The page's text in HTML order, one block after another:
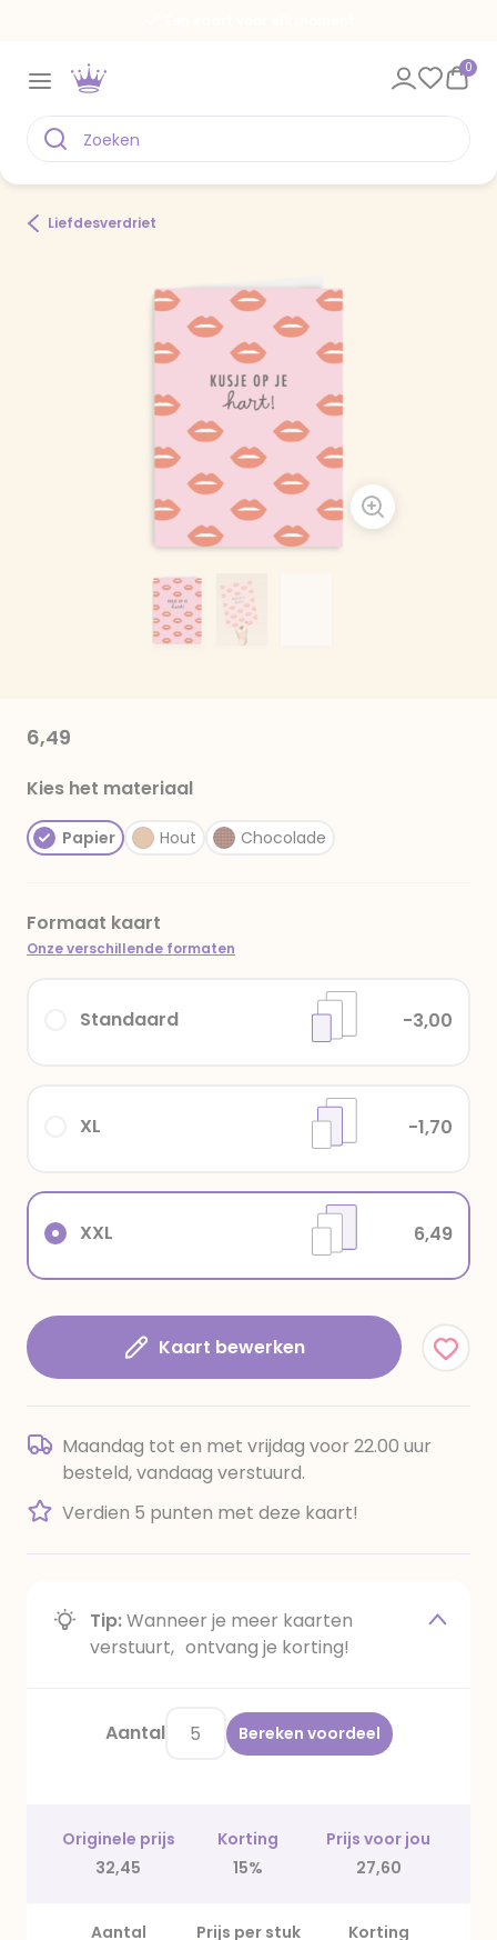
0
Liefdesverdriet
6,49
Kies het materiaal
Papier Hout Chocolade
Formaat kaart
Onze verschillende formaten
XXL 6,49
XL -1,70
Standaard -3,00
Kaart bewerken
Maandag tot en met vrijdag voor 22.00 uur
besteld, vandaag verstuurd.
Verdien 5 punten met deze kaart!
Tip:Wanneer je meer kaarten
verstuurt, ontvang je korting!
Aantal Bereken voordeel
Originele prijs Korting
Prijs voor jou
32,45
15% 27,60
Aantal Prijs per stuk
Korting